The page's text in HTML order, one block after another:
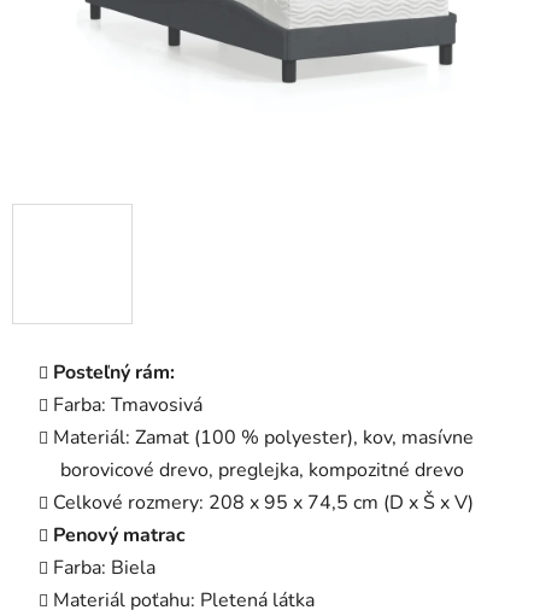
Posteľný rám:
Farba: Tmavosivá
Materiál: Zamat (100 % polyester), kov, masívne
borovicové drevo, preglejka, kompozitné drevo
Celkové rozmery: 208 x 95 x 74,5 cm (D x Š x V)
Penový matrac
Farba: Biela
Materiál poťahu: Pletená látka